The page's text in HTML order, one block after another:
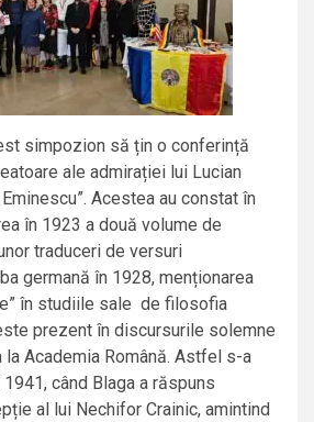
simpozion să țin o conferință
ale admirației lui Lucian
Acestea au constat în
în 1923 a două volume de
traduceri de versuri
germană în 1928, menționarea
în studiile sale de filosofia
prezent în discursurile solemne
la Academia Română. Astfel s-a
când Blaga a răspuns
al lui Nechifor Crainic, amintind